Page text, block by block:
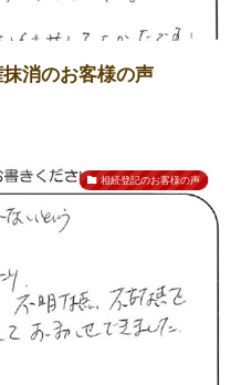
消のお客様の声
相続登記のお客様の声